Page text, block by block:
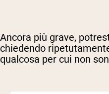
Ancora più grave,
chiedendo
qualcosa per cui non